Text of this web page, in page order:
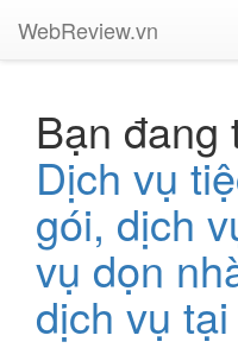
WebReview.vn
Bạn đang
Dịch vụ
gói, dịch
vụ dọn
dịch vụ